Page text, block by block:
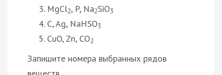
MgCl2, P, Na2SiO3
C, Ag, NaHSO3
CuO, Zn, CO2
Запишите номера выбранных рядов